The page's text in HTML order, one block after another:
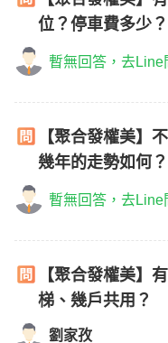
位？停車費多少？
暫無回答，去Line
【聚合發權美】
幾年的走勢如何？
暫無回答，去Line
【聚合發權美】
梯、幾戶共用？
劉家孜